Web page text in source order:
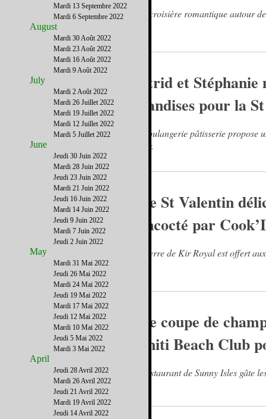
Une croisière romantique autour
Astrid et
friandises pour la
La boulangerie pâtisserie propose
coeur.
Une St Valentin
concocté par
Un verre de Kir Royal est offert
Une coupe de
Tahiti Beach Club
Le restaurant de Sunny Isles gâte
Mardi 13 Septembre 2022
Mardi 6 Septembre 2022
August
Mardi 30 Août 2022
Mardi 23 Août 2022
Mardi 16 Août 2022
Mardi 9 Août 2022
July
Mardi 2 Août 2022
Mardi 26 Juillet 2022
Mardi 19 Juillet 2022
Mardi 12 Juillet 2022
Mardi 5 Juillet 2022
June
Jeudi 30 Juin 2022
Mardi 28 Juin 2022
Jeudi 23 Juin 2022
Mardi 21 Juin 2022
Jeudi 16 Juin 2022
Mardi 14 Juin 2022
Jeudi 9 Juin 2022
Mardi 7 Juin 2022
Jeudi 2 Juin 2022
May
Mardi 31 Mai 2022
Jeudi 26 Mai 2022
Mardi 24 Mai 2022
Jeudi 19 Mai 2022
Mardi 17 Mai 2022
Jeudi 12 Mai 2022
Mardi 10 Mai 2022
Jeudi 5 Mai 2022
Mardi 3 Mai 2022
April
Jeudi 28 Avril 2022
Mardi 26 Avril 2022
Jeudi 21 Avril 2022
Mardi 19 Avril 2022
Jeudi 14 Avril 2022